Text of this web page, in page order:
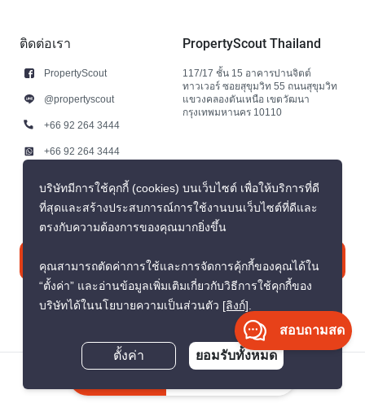
ติดต่อเรา
PropertyScout
@propertyscout
+66 92 264 3444
+66 92 264 3444
contact@propertyscout.co.th
PropertyScout Thailand
117/17 ชั้น 15 อาคารปานจิตต์
ทาวเวอร์ ซอยสุขุมวิท 55 ถนนสุขุมวิท
แขวงคลองตันเหนือ เขตวัฒนา
กรุงเทพมหานคร 10110
ติดต่อเรา
© สงวนลิขสิทธิ์ พ.ศ. 2569 PropertyScout Thailand
นโยบายความเป็นส่วนตัว
ข้อตกลงและเงื่อนไข
บริษัทมีการใช้คุกกี้ (cookies) บนเว็บไซต์ เพื่อให้บริการที่ดี
ที่สุดและสร้างประสบการณ์การใช้งานบนเว็บไซต์ที่ดีและ
ตรงกับความต้องการของคุณมากยิ่งขึ้น
คุณสามารถตัดค่าการใช้และการจัดการคุ้กกี้ของคุณได้ใน
“ตั้งค่า” และอ่านข้อมูลเพิ่มเติมเกี่ยวกับวิธีการใช้คุกกี้ของ
บริษัทได้ในนโยบายความเป็นส่วนตัว [ลิงก์].
ตั้งค่า ยอมรับทั้งหมด
สอบถามสด